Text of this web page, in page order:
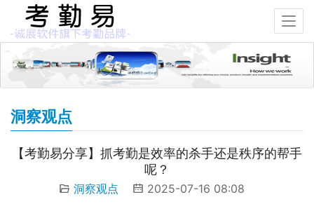
洞察观点
【考勤易分享】抓考勤是效率的杀手还是秩序的帮手
呢？
洞察观点 2025-07-16 08:08